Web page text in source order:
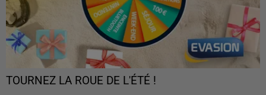
TOURNEZ LA ROUE DE L'ÉTÉ !